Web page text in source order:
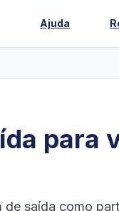
Ajuda
para
saída como